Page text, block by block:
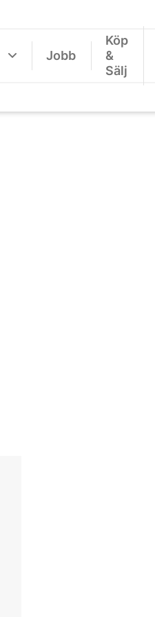
Jobb
Köp
&
Sälj